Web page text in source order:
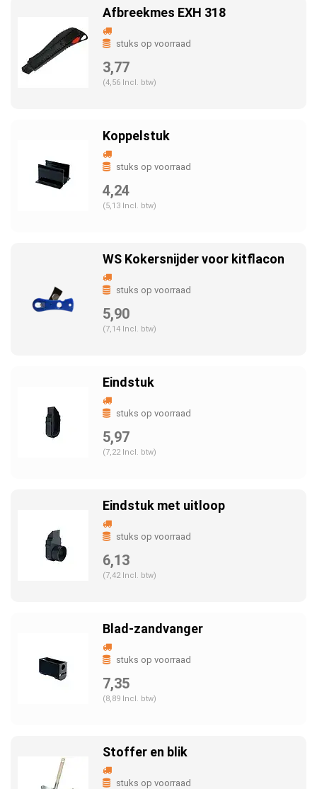
Afbreekmes EXH 318
stuks op voorraad
3,77
(4,56 Incl. btw)
Koppelstuk
stuks op voorraad
4,24
(5,13 Incl. btw)
WS Kokersnijder voor kitflacon
stuks op voorraad
5,90
(7,14 Incl. btw)
Eindstuk
stuks op voorraad
5,97
(7,22 Incl. btw)
Eindstuk met uitloop
stuks op voorraad
6,13
(7,42 Incl. btw)
Blad-zandvanger
stuks op voorraad
7,35
(8,89 Incl. btw)
Stoffer en blik
stuks op voorraad